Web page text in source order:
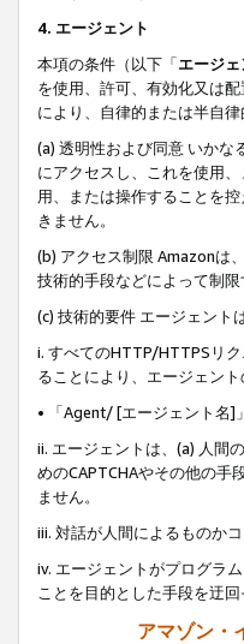
4. エージェント
本項の条件（以下「エージ
を使用、許可、有効化又は
により、自律的または半自
(a) 透明性および同意 いかな
にアクセスし、これを使用
用、または操作することを
きません。
(b) アクセス制限 Amazonは
技術的手段などによって制限
(c) 技術的要件 エージェント
i. すべてのHTTP/HTTPSリ
ることにより、エージェント
• 「Agent/ [エージェント名]
ii. エージェントは、(a) 人間
めのCAPTCHAやその他の手
ません。
iii. 対話が人間によるものか
iv. エージェントがプログラ
ことを目的とした手段を迂
アマゾン・